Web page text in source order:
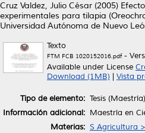
Cruz Valdez, Julio César (2005)
experimentales para tilapia
Universidad Autónoma de Nuevo
Texto
FTM FCB 1020152016.pdf-
Available under License
Download (1MB)
Vista
Tipo de elemento: Tesis (Maestría)
Información adicional: Maestría en
Materias: S Agricultura